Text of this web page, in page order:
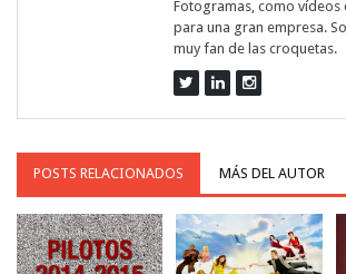
Fotogramas, como
para una gran empresa.
muy fan de las croquetas.
POSTS RELACIONADOS MÁS DEL AUTOR